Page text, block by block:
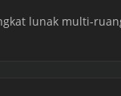
lunak multi-